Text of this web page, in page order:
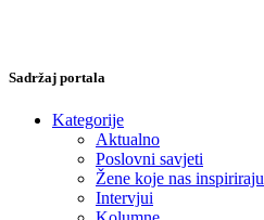
Sadržaj portala
Kategorije
Aktualno
Poslovni savjeti
Žene koje nas inspiriraju
Intervjui